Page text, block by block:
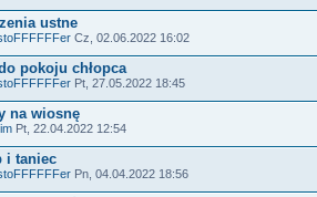
ustne
Cz, 02.06.2022 16:02
pokoju chłopca
Pt, 27.05.2022 18:45
na wiosnę
Pt, 22.04.2022 12:54
i taniec
Pn, 04.04.2022 18:56